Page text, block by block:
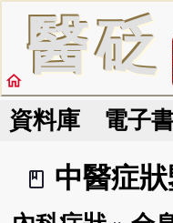
醫砭
home
資料庫 電子
book_2
中醫症